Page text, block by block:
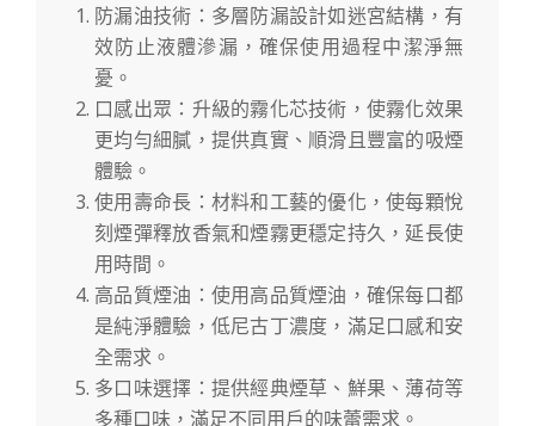
防漏油技術：多層防漏設計如迷宮結構，有
效防止液體滲漏，確保使用過程中潔淨無
憂。
口感出眾：升級的霧化芯技術，使霧化效果
更均勻細膩，提供真實、順滑且豐富的吸煙
體驗。
使用壽命長：材料和工藝的優化，使每顆悅
刻煙彈釋放香氣和煙霧更穩定持久，延長使
用時間。
高品質煙油：使用高品質煙油，確保每口都
是純淨體驗，低尼古丁濃度，滿足口感和安
全需求。
多口味選擇：提供經典煙草、鮮果、薄荷等
多種口味，滿足不同用戶的味蕾需求。